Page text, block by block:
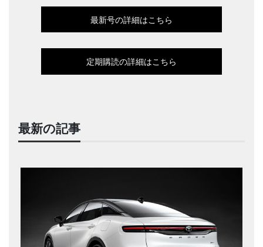
最新号の詳細はこちら
定期購読の詳細はこちら
最新の記事